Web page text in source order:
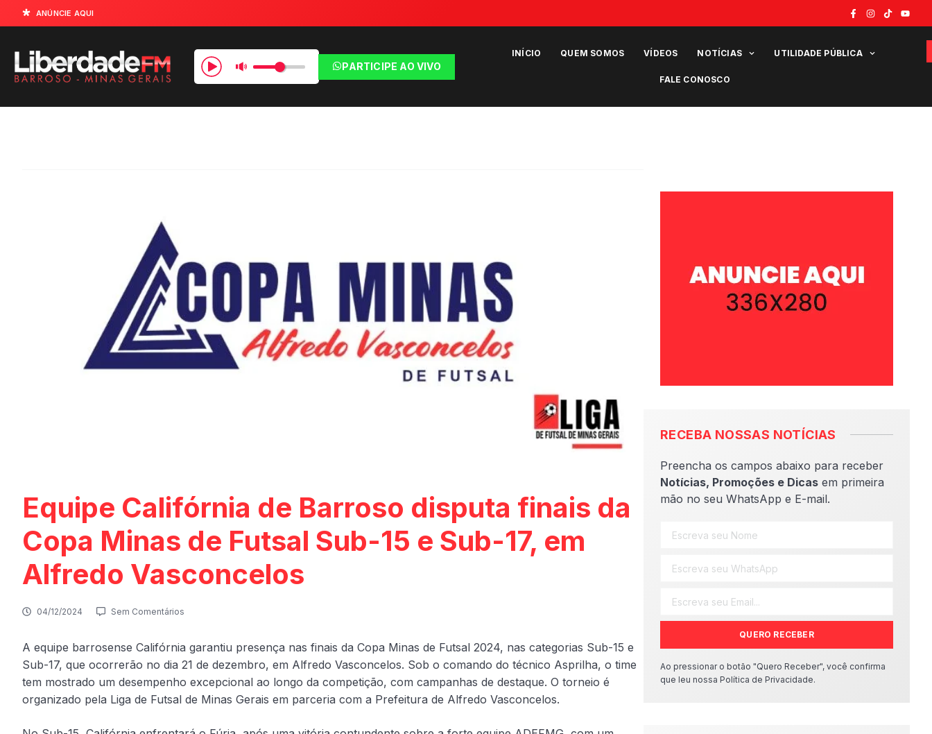
ANÚNCIE AQUI
PARTICIPE AO VIVO
INÍCIO QUEM SOMOS VÍDEOS NOTÍCIAS UTILIDADE PÚBLICA
FALE CONOSCO
Equipe Califórnia de Barroso disputa finais da
Copa Minas de Futsal Sub-15 e Sub-17, em
Alfredo Vasconcelos
04/12/2024 Sem Comentários
A equipe barrosense Califórnia garantiu presença nas finais da Copa Minas de Futsal 2024, nas categorias Sub-15 e
Sub-17, que ocorrerão no dia 21 de dezembro, em Alfredo Vasconcelos. Sob o comando do técnico Asprilha, o time
tem mostrado um desempenho excepcional ao longo da competição, com campanhas de destaque. O torneio é
organizado pela Liga de Futsal de Minas Gerais em parceria com a Prefeitura de Alfredo Vasconcelos.
RECEBA NOSSAS NOTÍCIAS
Preencha os campos abaixo para receber
Notícias, Promoções e Dicas em primeira
mão no seu WhatsApp e E-mail.
QUERO RECEBER
Ao pressionar o botão "Quero Receber", você confirma
que leu nossa Política de Privacidade.